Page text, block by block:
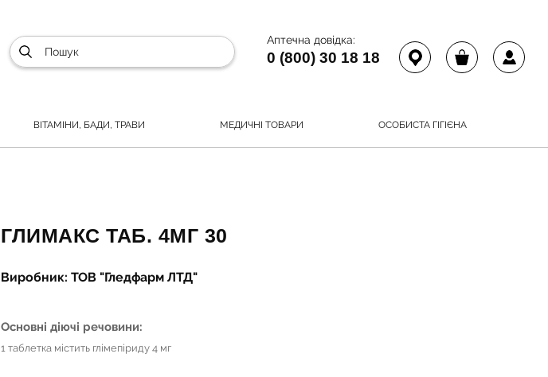
Аптечна довідка:
0 (800) 30 18 18
ВІТАМІНИ, БАДИ, ТРАВИ МЕДИЧНІ ТОВАРИ ОСОБИСТА ГІГІЄНА
ГЛИМАКС ТАБ. 4МГ 30
Виробник: ТОВ "Гледфарм ЛТД"
Основні діючі речовини:
1 таблетка містить глімепіриду 4 мг